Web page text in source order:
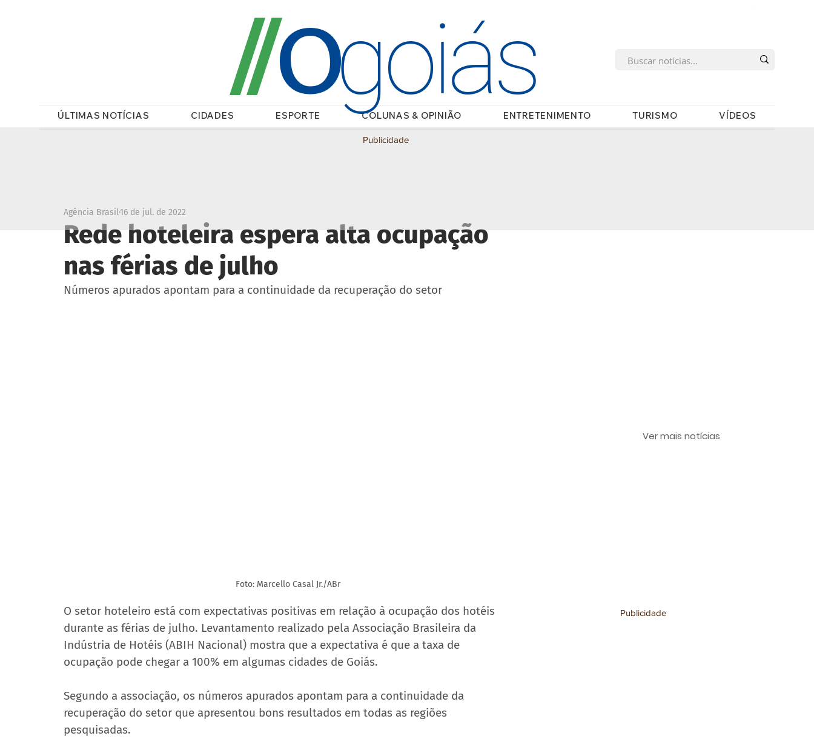
ÚLTIMAS NOTÍCIAS CIDADES ESPORTE COLUNAS & OPINIÃO ENTRETENIMENTO TURISMO VÍDEOS
//Ogoiás
Rede hoteleira espera alta ocupação
nas férias de julho
Agência Brasil16 de jul. de 2022
Números apurados apontam para a continuidade da recuperação do setor
Foto: Marcello Casal Jr./ABr
O setor hoteleiro está com expectativas positivas em relação à ocupação dos hotéis
durante as férias de julho. Levantamento realizado pela Associação Brasileira da
Indústria de Hotéis (ABIH Nacional) mostra que a expectativa é que a taxa de
ocupação pode chegar a 100% em algumas cidades de Goiás.
Segundo a associação, os números apurados apontam para a continuidade da
recuperação do setor que apresentou bons resultados em todas as regiões
pesquisadas.
Publicidade
Publicidade
Ver mais notícias